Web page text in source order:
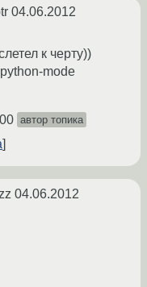
04.06.2012
к черту))
mode
автор топика
04.06.2012